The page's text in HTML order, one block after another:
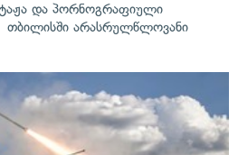
და პორნოგრაფიული
თბილისში არასრულწლოვანი